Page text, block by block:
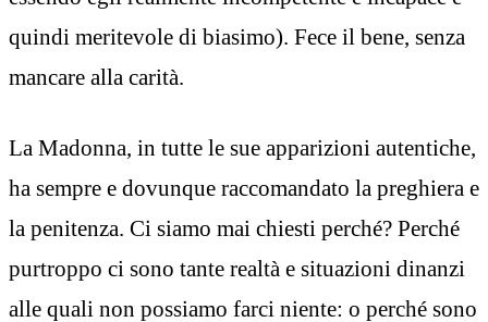
quindi meritevole di biasimo). Fece il bene, senza
mancare alla carità.
La Madonna, in tutte le sue apparizioni autentiche,
ha sempre e dovunque raccomandato la preghiera e
la penitenza. Ci siamo mai chiesti perché? Perché
purtroppo ci sono tante realtà e situazioni dinanzi
alle quali non possiamo farci niente: o perché sono